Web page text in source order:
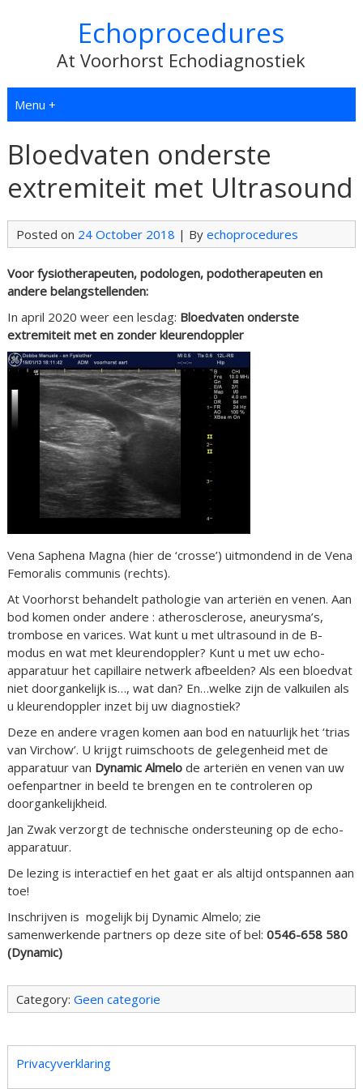
Echoprocedures
At Voorhorst Echodiagnostiek
Menu +
Bloedvaten onderste
extremiteit met Ultrasound
Posted on 24 October 2018 | By echoprocedures
Voor fysiotherapeuten, podologen, podotherapeuten en
andere belangstellenden:
In april 2020 weer een lesdag: Bloedvaten onderste
extremiteit met en zonder kleurendoppler
Vena Saphena Magna (hier de ‘crosse’) uitmondend in de Vena
Femoralis communis (rechts).
At Voorhorst behandelt pathologie van arteriën en venen. Aan
bod komen onder andere : atherosclerose, aneurysma’s,
trombose en varices. Wat kunt u met ultrasound in de B-
modus en wat met kleurendoppler? Kunt u met uw echo-
apparatuur het capillaire netwerk afbeelden? Als een bloedvat
niet doorgankelijk is…, wat dan? En…welke zijn de valkuilen als
u kleurendoppler inzet bij uw diagnostiek?
Deze en andere vragen komen aan bod en natuurlijk het ‘trias
van Virchow’. U krijgt ruimschoots de gelegenheid met de
apparatuur van Dynamic Almelode arteriën en venen van uw
oefenpartner in beeld te brengen en te controleren op
doorgankelijkheid.
Jan Zwak verzorgt de technische ondersteuning op de echo-
apparatuur.
De lezing is interactief en het gaat er als altijd ontspannen aan
toe!
Inschrijven is mogelijk bij Dynamic Almelo; zie
samenwerkende partners op deze site of bel: 0546-658 580
(Dynamic)
Category: Geen categorie
Privacyverklaring